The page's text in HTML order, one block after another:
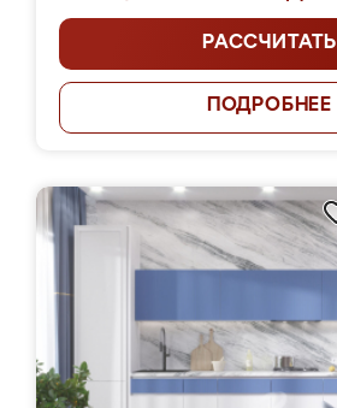
РАССЧИТАТЬ
ПОДРОБНЕЕ